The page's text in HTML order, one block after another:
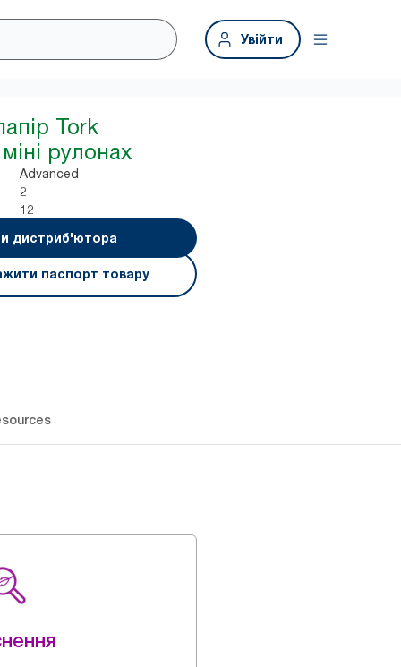
Увійти
Tork
рулонах
Advanced
2
12
дистриб'ютора
паспорт товару